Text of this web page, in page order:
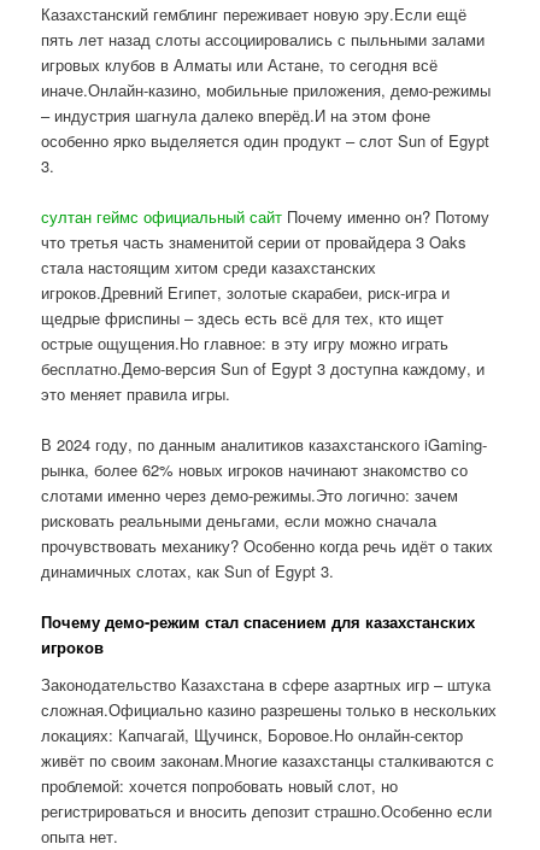
Казахстанский гемблинг переживает новую эру.Если ещё
пять лет назад слоты ассоциировались с пыльными залами
игровых клубов в Алматы или Астане, то сегодня всё
иначе.Онлайн-казино, мобильные приложения, демо-режимы
– индустрия шагнула далеко вперёд.И на этом фоне
особенно ярко выделяется один продукт – слот Sun of Egypt
3.
султан геймс официальный сайт Почему именно он? Потому
что третья часть знаменитой серии от провайдера 3 Oaks
стала настоящим хитом среди казахстанских
игроков.Древний Египет, золотые скарабеи, риск-игра и
щедрые фриспины – здесь есть всё для тех, кто ищет
острые ощущения.Но главное: в эту игру можно играть
бесплатно.Демо-версия Sun of Egypt 3 доступна каждому, и
это меняет правила игры.
В 2024 году, по данным аналитиков казахстанского iGaming-
рынка, более 62% новых игроков начинают знакомство со
слотами именно через демо-режимы.Это логично: зачем
рисковать реальными деньгами, если можно сначала
прочувствовать механику? Особенно когда речь идёт о таких
динамичных слотах, как Sun of Egypt 3.
Почему демо-режим стал спасением для казахстанских
игроков
Законодательство Казахстана в сфере азартных игр – штука
сложная.Официально казино разрешены только в нескольких
локациях: Капчагай, Щучинск, Боровое.Но онлайн-сектор
живёт по своим законам.Многие казахстанцы сталкиваются с
проблемой: хочется попробовать новый слот, но
регистрироваться и вносить депозит страшно.Особенно если
опыта нет.